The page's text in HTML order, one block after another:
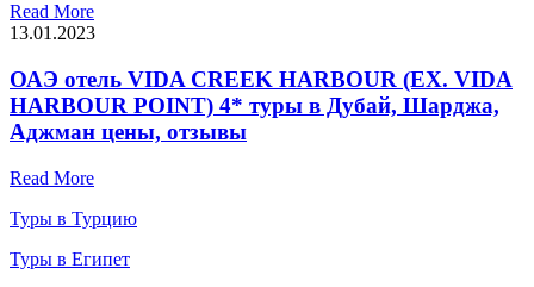
Read More
13.01.2023
ОАЭ отель VIDA CREEK HARBOUR (EX. VIDA
HARBOUR POINT) 4* туры в Дубай, Шарджа,
Аджман цены, отзывы
Read More
Туры в Турцию
Туры в Египет